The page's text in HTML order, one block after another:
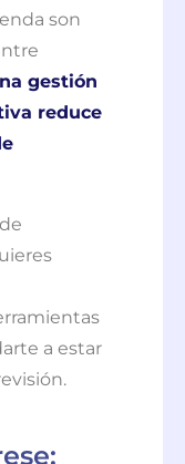
son
gestión
reduce
a estar